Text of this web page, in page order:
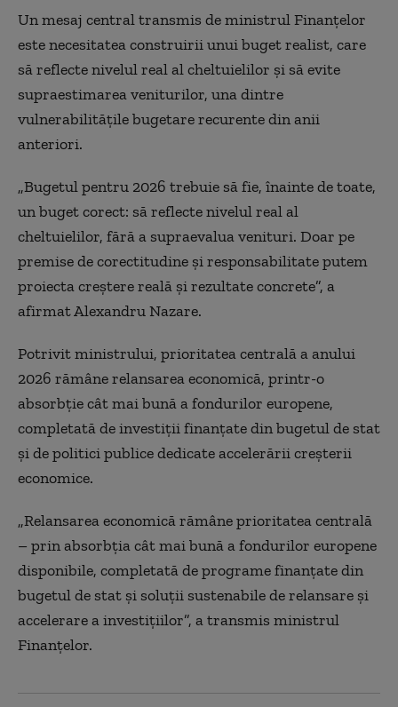
Un mesaj central transmis de ministrul Finanțelor
este necesitatea construirii unui buget realist, care
să reflecte nivelul real al cheltuielilor și să evite
supraestimarea veniturilor, una dintre
vulnerabilitățile bugetare recurente din anii
anteriori.
„Bugetul pentru 2026 trebuie să fie, înainte de toate,
un buget corect: să reflecte nivelul real al
cheltuielilor, fără a supraevalua venituri. Doar pe
premise de corectitudine și responsabilitate putem
proiecta creștere reală și rezultate concrete”, a
afirmat Alexandru Nazare.
Potrivit ministrului, prioritatea centrală a anului
2026 rămâne relansarea economică, printr-o
absorbție cât mai bună a fondurilor europene,
completată de investiții finanțate din bugetul de stat
și de politici publice dedicate accelerării creșterii
economice.
„Relansarea economică rămâne prioritatea centrală
– prin absorbția cât mai bună a fondurilor europene
disponibile, completată de programe finanțate din
bugetul de stat și soluții sustenabile de relansare și
accelerare a investițiilor”, a transmis ministrul
Finanțelor.